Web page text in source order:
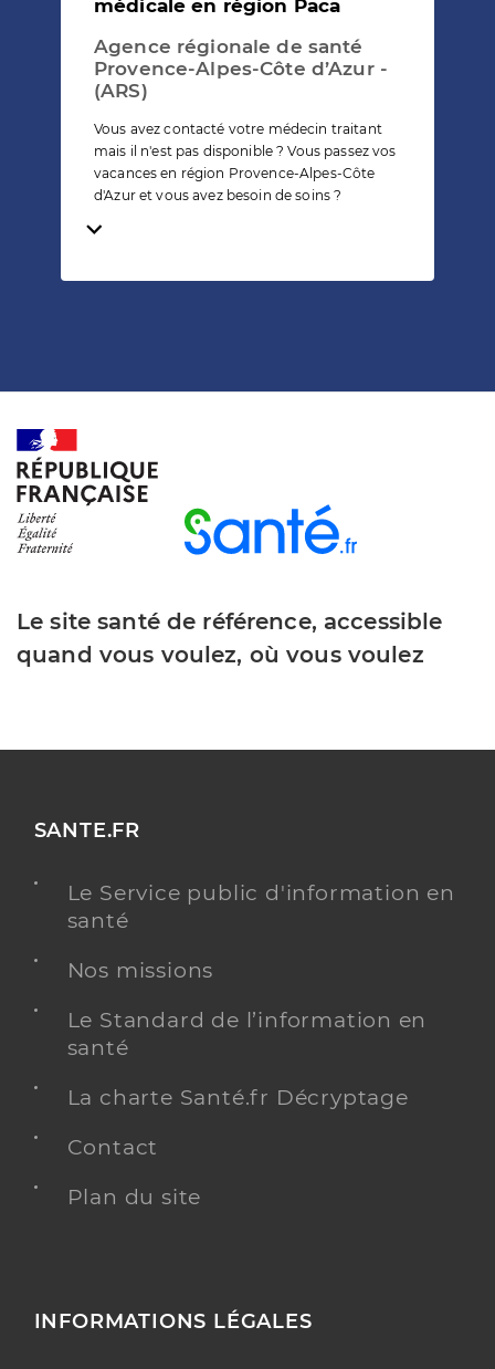
médicale en région Paca
Agence régionale de santé
Provence-Alpes-Côte d’Azur -
(ARS)
Vous avez contacté votre médecin traitant
mais il n'est pas disponible ? Vous passez vos
vacances en région Provence-Alpes-Côte
d'Azur et vous avez besoin de soins ?
Temps de lecture
Le site santé de référence, accessible
quand vous voulez, où vous voulez
SANTE.FR
Le Service public d'information en
santé
Nos missions
Le Standard de l’information en
santé
La charte Santé.fr Décryptage
Contact
Plan du site
INFORMATIONS LÉGALES